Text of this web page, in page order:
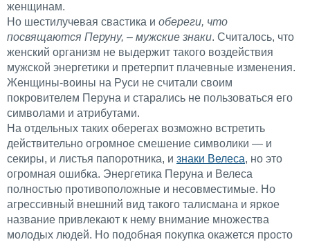
женщинам.
Но шестилучевая свастика и обереги, что
посвящаются Перуну, – мужские знаки. Считалось, что
женский организм не выдержит такого воздействия
мужской энергетики и претерпит плачевные изменения.
Женщины-воины на Руси не считали своим
покровителем Перуна и старались не пользоваться его
символами и атрибутами.
На отдельных таких оберегах возможно встретить
действительно огромное смешение символики — и
секиры, и листья папоротника, и знаки Велеса, но это
огромная ошибка. Энергетика Перуна и Велеса
полностью противоположные и несовместимые. Но
агрессивный внешний вид такого талисмана и яркое
название привлекают к нему внимание множества
молодых людей. Но подобная покупка окажется просто